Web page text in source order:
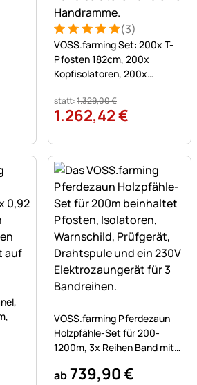
Bewertung: 5 von 5 (3
3 Bewertungen
(3)
VOSS.farming Set: 200x T-
Pfosten 182cm, 200x
Kopfisolatoren, 200x
Handramme
statt:1.329,00€
1.262,42€
abgegeben
VOSS.farming Pferdezaun
Holzpfähle-Set für 200-
1200m, 3x Reihen Band mit
ab739,90€